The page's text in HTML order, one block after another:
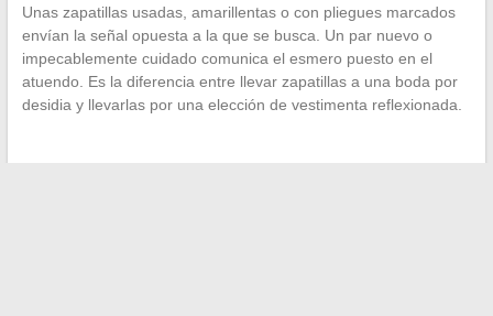
Unas zapatillas usadas, amarillentas o con pliegues marcados
envían la señal opuesta a la que se busca. Un par nuevo o
impecablemente cuidado comunica el esmero puesto en el
atuendo. Es la diferencia entre llevar zapatillas a una boda por
desidia y llevarlas por una elección de vestimenta reflexionada.